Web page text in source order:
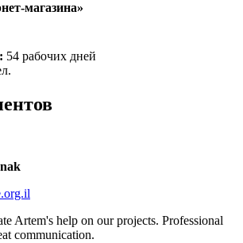
магазина»
54 рабочих дней
Artem's help on our projects. Professional
communication.